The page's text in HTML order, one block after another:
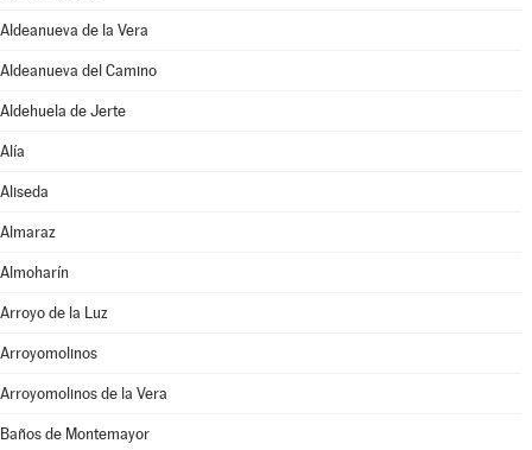
Aldeanueva de la Vera
Aldeanueva del Camino
Aldehuela de Jerte
Alía
Aliseda
Almaraz
Almoharín
Arroyo de la Luz
Arroyomolinos
Arroyomolinos de la Vera
Baños de Montemayor